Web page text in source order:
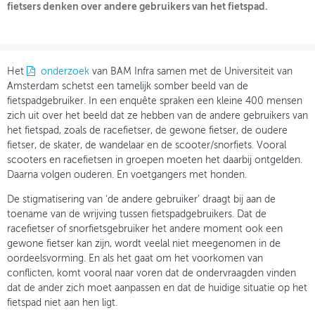
MIJN PROFIEL
GEBRUIKER
fietsers denken over andere gebruikers van het fietspad.
Het onderzoek van BAM Infra samen met de Universiteit van
Amsterdam schetst een tamelijk somber beeld van de
fietspadgebruiker. In een enquête spraken een kleine 400 mensen
zich uit over het beeld dat ze hebben van de andere gebruikers van
het fietspad, zoals de racefietser, de gewone fietser, de oudere
fietser, de skater, de wandelaar en de scooter/snorfiets. Vooral
scooters en racefietsen in groepen moeten het daarbij ontgelden.
Daarna volgen ouderen. En voetgangers met honden.
De stigmatisering van ‘de andere gebruiker’ draagt bij aan de
toename van de wrijving tussen fietspadgebruikers. Dat de
racefietser of snorfietsgebruiker het andere moment ook een
gewone fietser kan zijn, wordt veelal niet meegenomen in de
oordeelsvorming. En als het gaat om het voorkomen van
conflicten, komt vooral naar voren dat de ondervraagden vinden
dat de ander zich moet aanpassen en dat de huidige situatie op het
fietspad niet aan hen ligt.